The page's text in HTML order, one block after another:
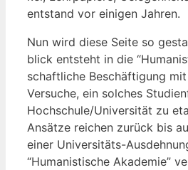
ent­stand vor eini­gen Jahren.
Nun wird die­se Sei­te so
blick ent­steht in die
schaft­li­che Beschäf­ti­gung
Ver­su­che, ein sol­ches
Hochschule/Universität zu
Ansät­ze rei­chen zurück bis
einer Uni­ver­si­täts-
“Huma­nis­ti­sche Aka­de­mie”